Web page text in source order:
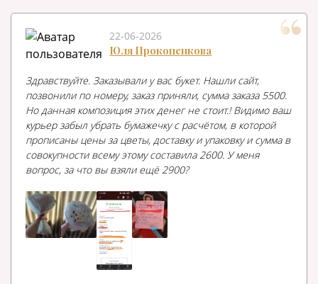
22-06-2026
Юля Прокопенкова
Здравствуйте. Заказывали у вас букет. Нашли сайт,
позвонили по номеру, заказ приняли, сумма заказа 5500.
Но данная композиция этих денег не стоит.! Видимо ваш
курьер забыл убрать бумажечку с расчётом, в которой
прописаны цены за цветы, доставку и упаковку и сумма в
совокупности всему этому составила 2600. У меня
вопрос, за что вы взяли ещё 2900?